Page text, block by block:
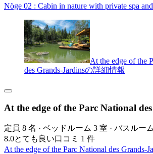
Nöge 02 : Cabin in nature with private spa
At the edge of the
des Grands-Jardinsの詳細情報
At the edge of the Parc National
定員 8 名 · ベッドルーム 3 室 · バスルー
8.0とても良い口コミ 1 件
At the edge of the Parc National des Grands-